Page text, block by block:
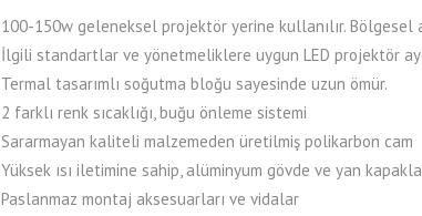
100-150w geleneksel projektör yerine kullanılır. Bölgesel
İlgili standartlar ve yönetmeliklere uygun LED projektör
Termal tasarımlı soğutma bloğu sayesinde uzun ömür.
2 farklı renk sıcaklığı, buğu önleme sistemi
Sararmayan kaliteli malzemeden üretilmiş polikarbon cam
Yüksek ısı iletimine sahip, alüminyum gövde ve yan
Paslanmaz montaj aksesuarları ve vidalar